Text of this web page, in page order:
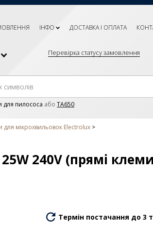
ІНФО ДОСТАВКА І ОПЛАТА
Перевірка статусу замовлення
для пилососа або TA650
для мікрохвильовок Electrolux
240V (прямі
Термін постачання до 3